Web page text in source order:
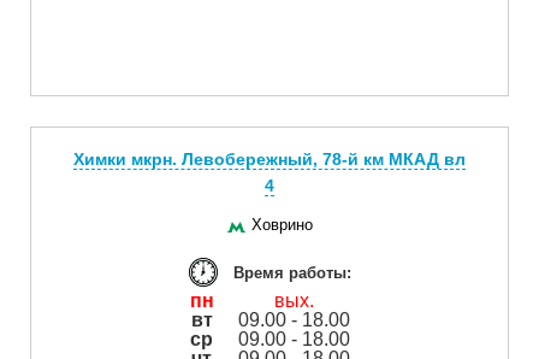
Химки мкрн. Левобережный, 78-й км МКАД вл
4
Ховрино
Время работы:
пн
вых.
вт
09.00 - 18.00
ср
09.00 - 18.00